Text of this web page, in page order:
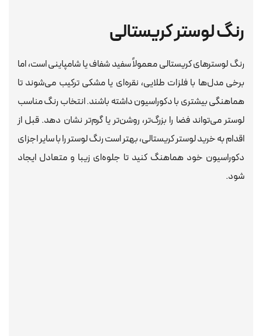
رنگ لوستر کریستالی
رنگ لوسترهای کریستالی معمولاً سفید شفاف یا شامپاینی است، اما
برخی مدل‌ها با فلزات طلایی، نقره‌ای یا مشکی ترکیب می‌شوند تا
هماهنگی بیشتری با دکوراسیون داشته باشند. انتخاب رنگ مناسب
لوستر می‌تواند فضا را بزرگ‌تر، روشن‌تر یا گرم‌تر نشان دهد. قبل از
اقدام به خرید لوستر کریستالی، بهتر است رنگ لوستر را با سایر اجزای
دکوراسیون خود هماهنگ کنید تا جلوه‌ای زیبا و متعادل ایجاد
شود.